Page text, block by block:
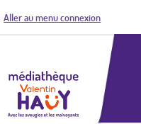
Aller au menu connexion